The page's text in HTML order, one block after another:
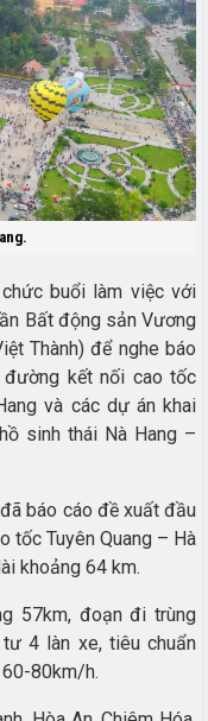
buổi làm việc với
Bất động sản Vương
Thành) để nghe báo
kết nối cao tốc
và các dự án khai
sinh thái Nà Hang –
báo cáo đề xuất đầu
tốc Tuyên Quang – Hà
khoảng 64 km.
57km, đoạn đi trùng
4 làn xe, tiêu chuẩn
80km/h.